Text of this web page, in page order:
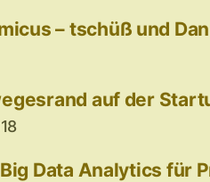
– tschüß und
auf der
Data Analytics für